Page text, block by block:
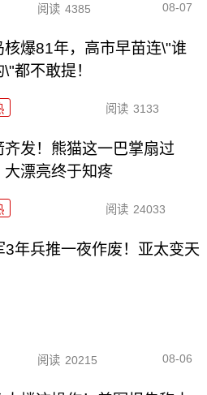
阅读 4385 08-07
核爆81年，高市早苗连\"谁
都不敢提！
阅读 3133
齐发！熊猫这一巴掌扇过
大漂亮终于知疼
阅读 24033
年兵推一夜作废！亚太变天
阅读 20215 08-06